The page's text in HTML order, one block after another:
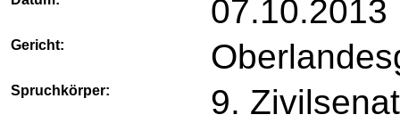
07.10.2013
Gericht:
Spruchkörper: 9. Zivilsenat